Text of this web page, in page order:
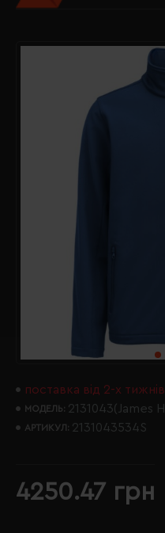
поставка від 2-х тижнів
МОДЕЛЬ: 2131043(James
АРТИКУЛ: 2131043534S
4250.47 грн